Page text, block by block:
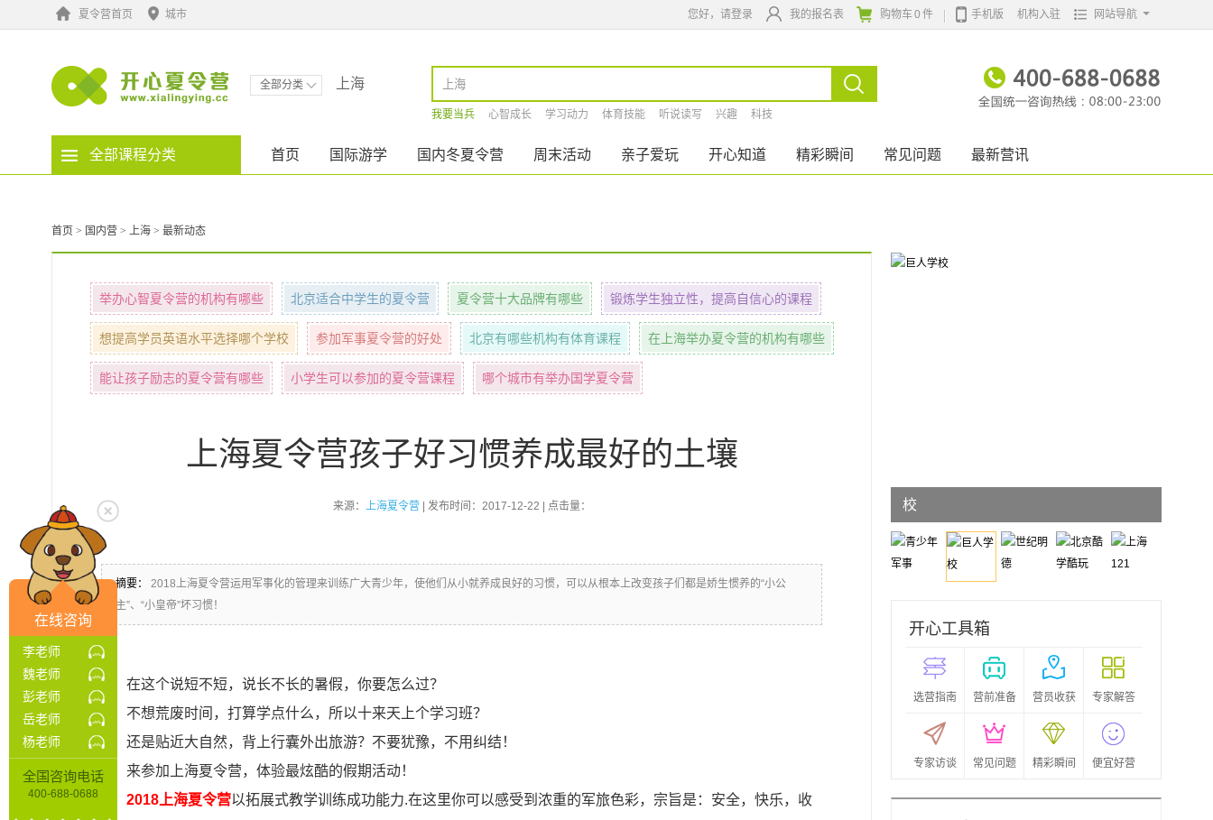
夏令营首页 城市 我的报名表 购物车0 件 手机版 机构入驻 网站导航
您好，请登录
上海
全部分类
我要当兵 心智成长 学习动力 体育技能 听说读写 兴趣 科技
全部课程分类 首页 国际游学 国内冬夏令营 周末活动 亲子爱玩 开心知道 精彩瞬间 常见问题 最新营讯
首页 > 国内营 > 上海 > 最新动态
举办心智夏令营的机构有哪些 北京适合中学生的夏令营 夏令营十大品牌有哪些 锻炼学生独立性，提高自信心的课程
想提高学员英语水平选择哪个学校 参加军事夏令营的好处 北京有哪些机构有体育课程 在上海举办夏令营的机构有哪些
能让孩子励志的夏令营有哪些 小学生可以参加的夏令营课程 哪个城市有举办国学夏令营
上海夏令营孩子好习惯养成最好的土壤
来源： 上海夏令营 | 发布时间：2017-12-22 | 点击量：
摘要：
2018上海夏令营运用军事化的管理来训练广大青少年，使他们从小就养成良好的习惯，可以从根本上改变孩子们都是娇生惯养的“小公
主”、“小皇帝”坏习惯！
在这个说短不短，说长不长的暑假，你要怎么过？
不想荒废时间，打算学点什么，所以十来天上个学习班？
还是贴近大自然，背上行囊外出旅游？不要犹豫，不用纠结！
来参加上海夏令营，体验最炫酷的假期活动！
2018上海夏令营以拓展式教学训练成功能力.在这里你可以感受到浓重的军旅色彩，宗旨是：安全，快乐，收
校
开心工具箱
选营指南 营前准备 营员收获 专家解答
专家访谈 常见问题 精彩瞬间 便宜好营
在线咨询
李老师
魏老师
彭老师
岳老师
杨老师
全国咨询电话
400-688-0688